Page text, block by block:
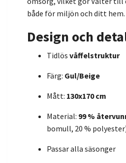
både för miljön och ditt hem.
Design och
Tidlös våffelstruktur
Färg: Gul/Beige
Mått: 130x170 cm
Material: 99 %
bomull, 20 %
Passar alla säsonger